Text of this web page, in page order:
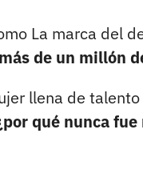
La marca del
de un millón
llena de talento
qué nunca fue